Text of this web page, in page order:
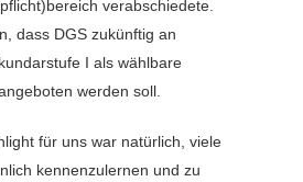
verabschiedete.
dass DGS zukünftig an
I als wählbare
werden soll.
für uns war natürlich, viele
kennenzulernen und zu